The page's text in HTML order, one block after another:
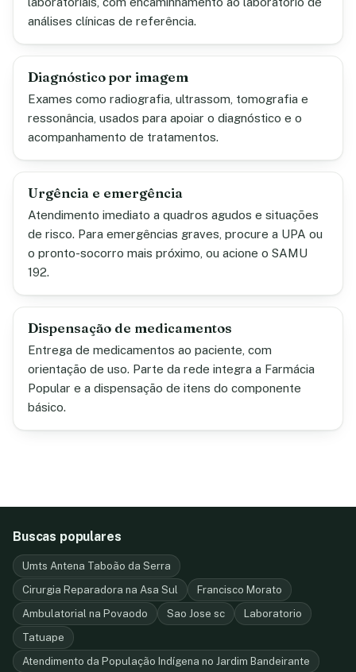
análises clínicas de referência.
Diagnóstico por imagem
Exames como radiografia, ultrassom, tomografia e
ressonância, usados para apoiar o diagnóstico e o
acompanhamento de tratamentos.
Urgência e emergência
Atendimento imediato a quadros agudos e situações
de risco. Para emergências graves, procure a UPA ou
o pronto-socorro mais próximo, ou acione o SAMU
192.
Dispensação de medicamentos
Entrega de medicamentos ao paciente, com
orientação de uso. Parte da rede integra a Farmácia
Popular e a dispensação de itens do componente
básico.
Buscas populares
Umts Antena Taboão da Serra
Cirurgia Reparadora na Asa Sul
Francisco Morato
Ambulatorial na Povaodo
Sao Jose sc
Laboratorio
Tatuape
Atendimento da População Indígena no Jardim Bandeirante